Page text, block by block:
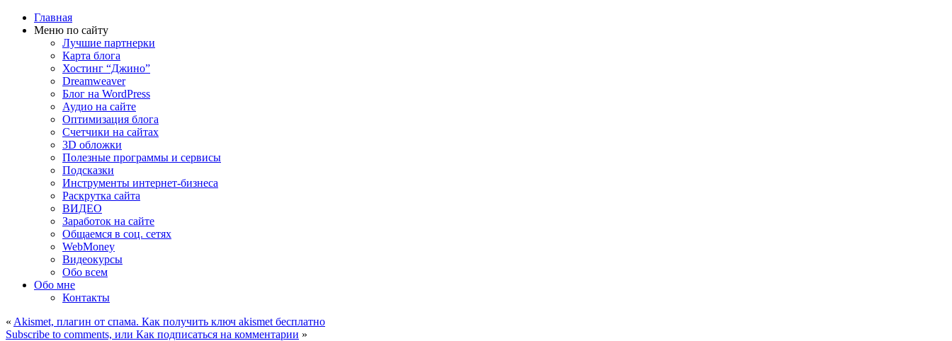
Главная
Меню по сайту
Лучшие партнерки
Карта блога
Хостинг “Джино”
Dreamweaver
Блог на WordPress
Аудио на сайте
Оптимизация блога
Счетчики на сайтах
3D обложки
Полезные программы и сервисы
Подсказки
Инструменты интернет-бизнеса
Раскрутка сайта
ВИДЕО
Заработок на сайте
Общаемся в соц. сетях
WebMoney
Видеокурсы
Обо всем
Обо мне
Контакты
« Akismet, плагин от спама. Как получить ключ akismet бесплатно
Subscribe to comments, или Как подписаться на комментарии »